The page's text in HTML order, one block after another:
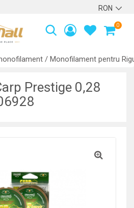
0
/ Monofilament pentru
Prestige 0,28